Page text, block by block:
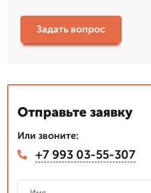
Задать вопрос
Отправьте заявку
Или звоните:
+7 993 03-55-307